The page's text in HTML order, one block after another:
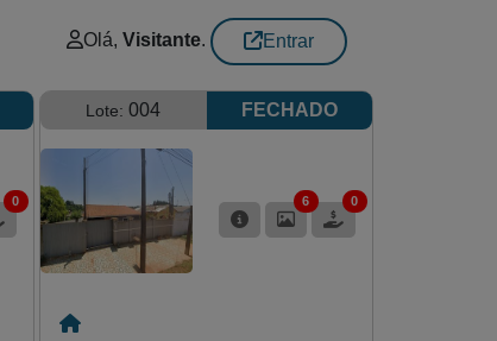
Olá, Visitante. Entrar
0
Lote:004 FECHADO
6 0